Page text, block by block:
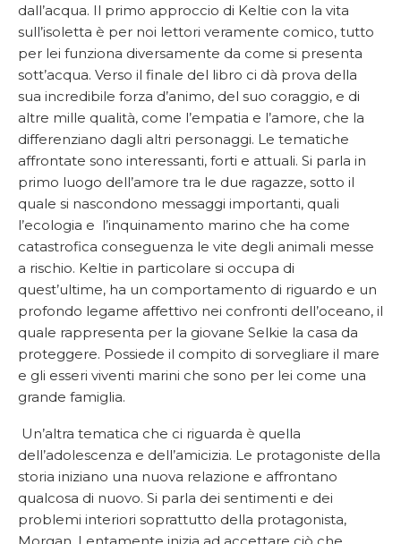
dall’acqua. Il primo approccio di Keltie con la vita
sull’isoletta è per noi lettori veramente comico, tutto
per lei funziona diversamente da come si presenta
sott’acqua. Verso il finale del libro ci dà prova della
sua incredibile forza d’animo, del suo coraggio, e di
altre mille qualità, come l’empatia e l’amore, che la
differenziano dagli altri personaggi. Le tematiche
affrontate sono interessanti, forti e attuali. Si parla in
primo luogo dell’amore tra le due ragazze, sotto il
quale si nascondono messaggi importanti, quali
l’ecologia e l’inquinamento marino che ha come
catastrofica conseguenza le vite degli animali messe
a rischio. Keltie in particolare si occupa di
quest’ultime, ha un comportamento di riguardo e un
profondo legame affettivo nei confronti dell’oceano, il
quale rappresenta per la giovane Selkie la casa da
proteggere. Possiede il compito di sorvegliare il mare
e gli esseri viventi marini che sono per lei come una
grande famiglia.
Un’altra tematica che ci riguarda è quella
dell’adolescenza e dell’amicizia. Le protagoniste della
storia iniziano una nuova relazione e affrontano
qualcosa di nuovo. Si parla dei sentimenti e dei
problemi interiori soprattutto della protagonista,
Morgan. Lentamente inizia ad accettare ciò che